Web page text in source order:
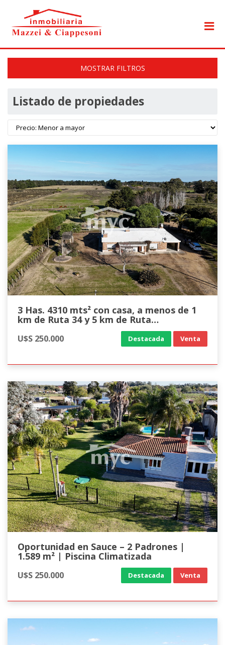
MOSTRAR FILTROS
Listado de propiedades
3 Has. 4310 mts² con casa, a menos de 1
km de Ruta 34 y 5 km de Ruta
Interbalnearia, Rincón de Pando
U$S 250.000 Destacada Venta
Oportunidad en Sauce – 2 Padrones |
1.589 m² | Piscina Climatizada
U$S 250.000 Destacada Venta